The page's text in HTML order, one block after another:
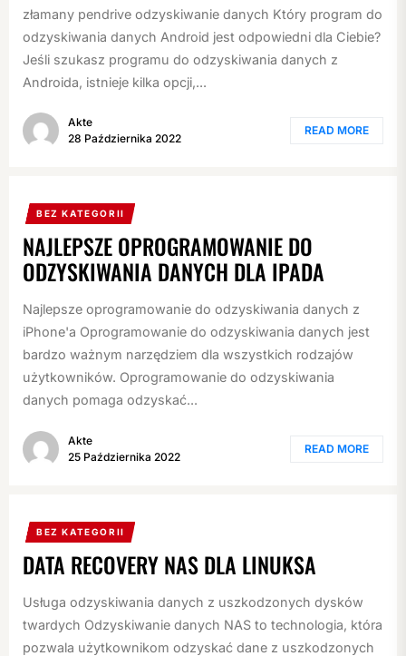
złamany pendrive odzyskiwanie danych Który program do
odzyskiwania danych Android jest odpowiedni dla Ciebie?
Jeśli szukasz programu do odzyskiwania danych z
Androida, istnieje kilka opcji,...
Akte
28 Października 2022
READ MORE
BEZ KATEGORII
NAJLEPSZE OPROGRAMOWANIE DO
ODZYSKIWANIA DANYCH DLA IPADA
Najlepsze oprogramowanie do odzyskiwania danych z
iPhone'a Oprogramowanie do odzyskiwania danych jest
bardzo ważnym narzędziem dla wszystkich rodzajów
użytkowników. Oprogramowanie do odzyskiwania
danych pomaga odzyskać...
Akte
25 Października 2022
READ MORE
BEZ KATEGORII
DATA RECOVERY NAS DLA LINUKSA
Usługa odzyskiwania danych z uszkodzonych dysków
twardych Odzyskiwanie danych NAS to technologia, która
pozwala użytkownikom odzyskać dane z uszkodzonych